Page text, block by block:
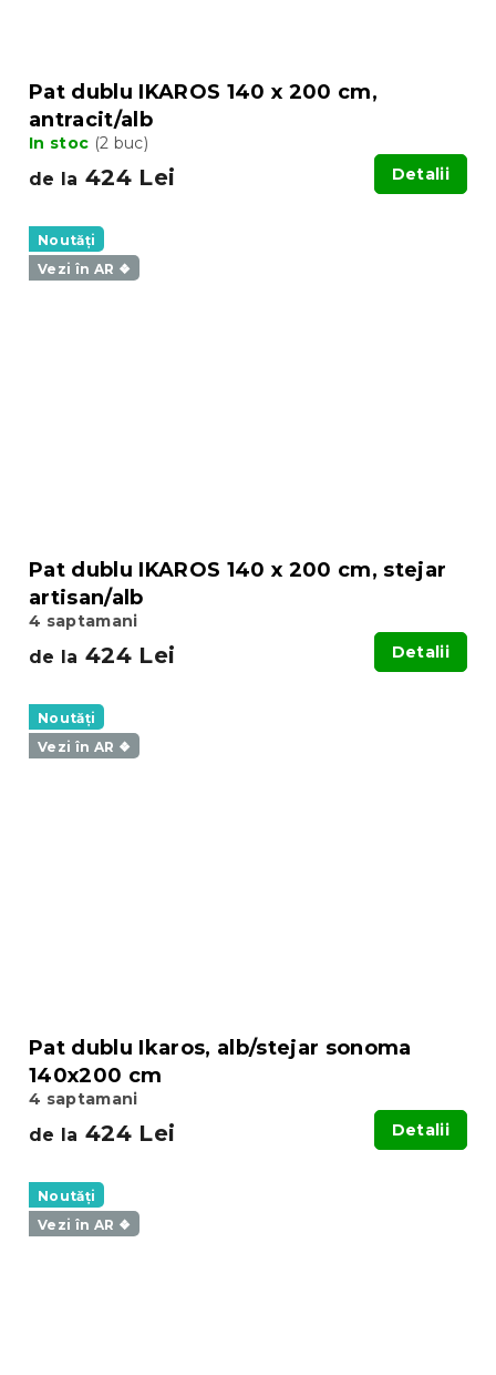
Pat dublu IKAROS 140 x 200 cm,
antracit/alb
In stoc (2 buc)
de la 424 Lei Detalii
Noutăți
Vezi în AR ❖
Pat dublu IKAROS 140 x 200 cm, stejar
artisan/alb
4 saptamani
de la 424 Lei Detalii
Noutăți
Vezi în AR ❖
Pat dublu Ikaros, alb/stejar sonoma
140x200 cm
4 saptamani
de la 424 Lei Detalii
Noutăți
Vezi în AR ❖